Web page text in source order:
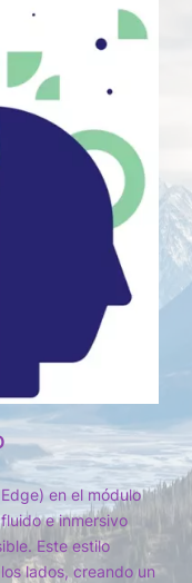
en el módulo
e inmersivo
Este estilo
lados, creando un